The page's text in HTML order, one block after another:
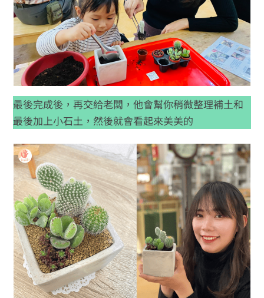
最後完成後，再交給老闆，他會幫你稍微整理補土和
最後加上小石土，然後就會看起來美美的